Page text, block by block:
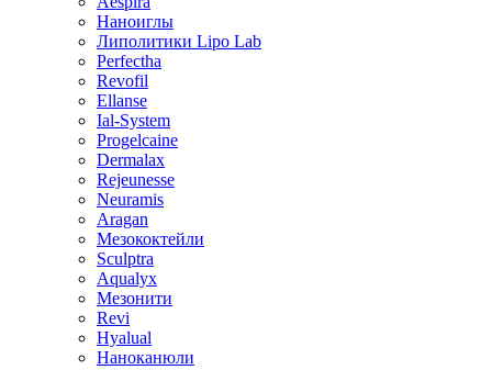
Aespira
Наноиглы
Липолитики Lipo Lab
Perfectha
Revofil
Ellanse
Ial-System
Progelcaine
Dermalax
Rejeunesse
Neuramis
Aragan
Мезококтейли
Sculptra
Aqualyx
Мезонити
Revi
Hyalual